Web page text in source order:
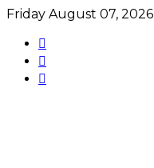
Friday August 07, 2026